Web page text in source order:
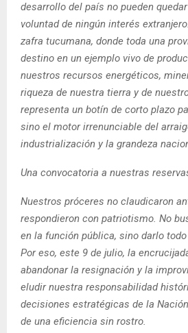
desarrollo del país no pueden
voluntad de ningún interés
zafra tucumana, donde toda una
destino en un ejemplo vivo de
nuestros recursos energéticos,
riqueza de nuestra tierra y de
representa un botín de corto plazo
sino el motor irrenunciable del
industrialización y la grandeza
Una convocatoria a nuestras
Nuestros próceres no claudicaron
respondieron con patriotismo. No
en la función pública, sino darlo
Por eso, este 9 de julio, la
abandonar la resignación y la
eludir nuestra responsabilidad
decisiones estratégicas de la
de una eficiencia sin rostro.